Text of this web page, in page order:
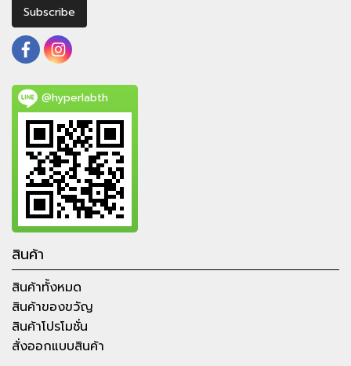
Subscribe
@hyperlabth
สินค้า
สินค้าทั้งหมด
สินค้าของขวัญ
สินค้าโปรโมชั่น
สั่งออกแบบสินค้า